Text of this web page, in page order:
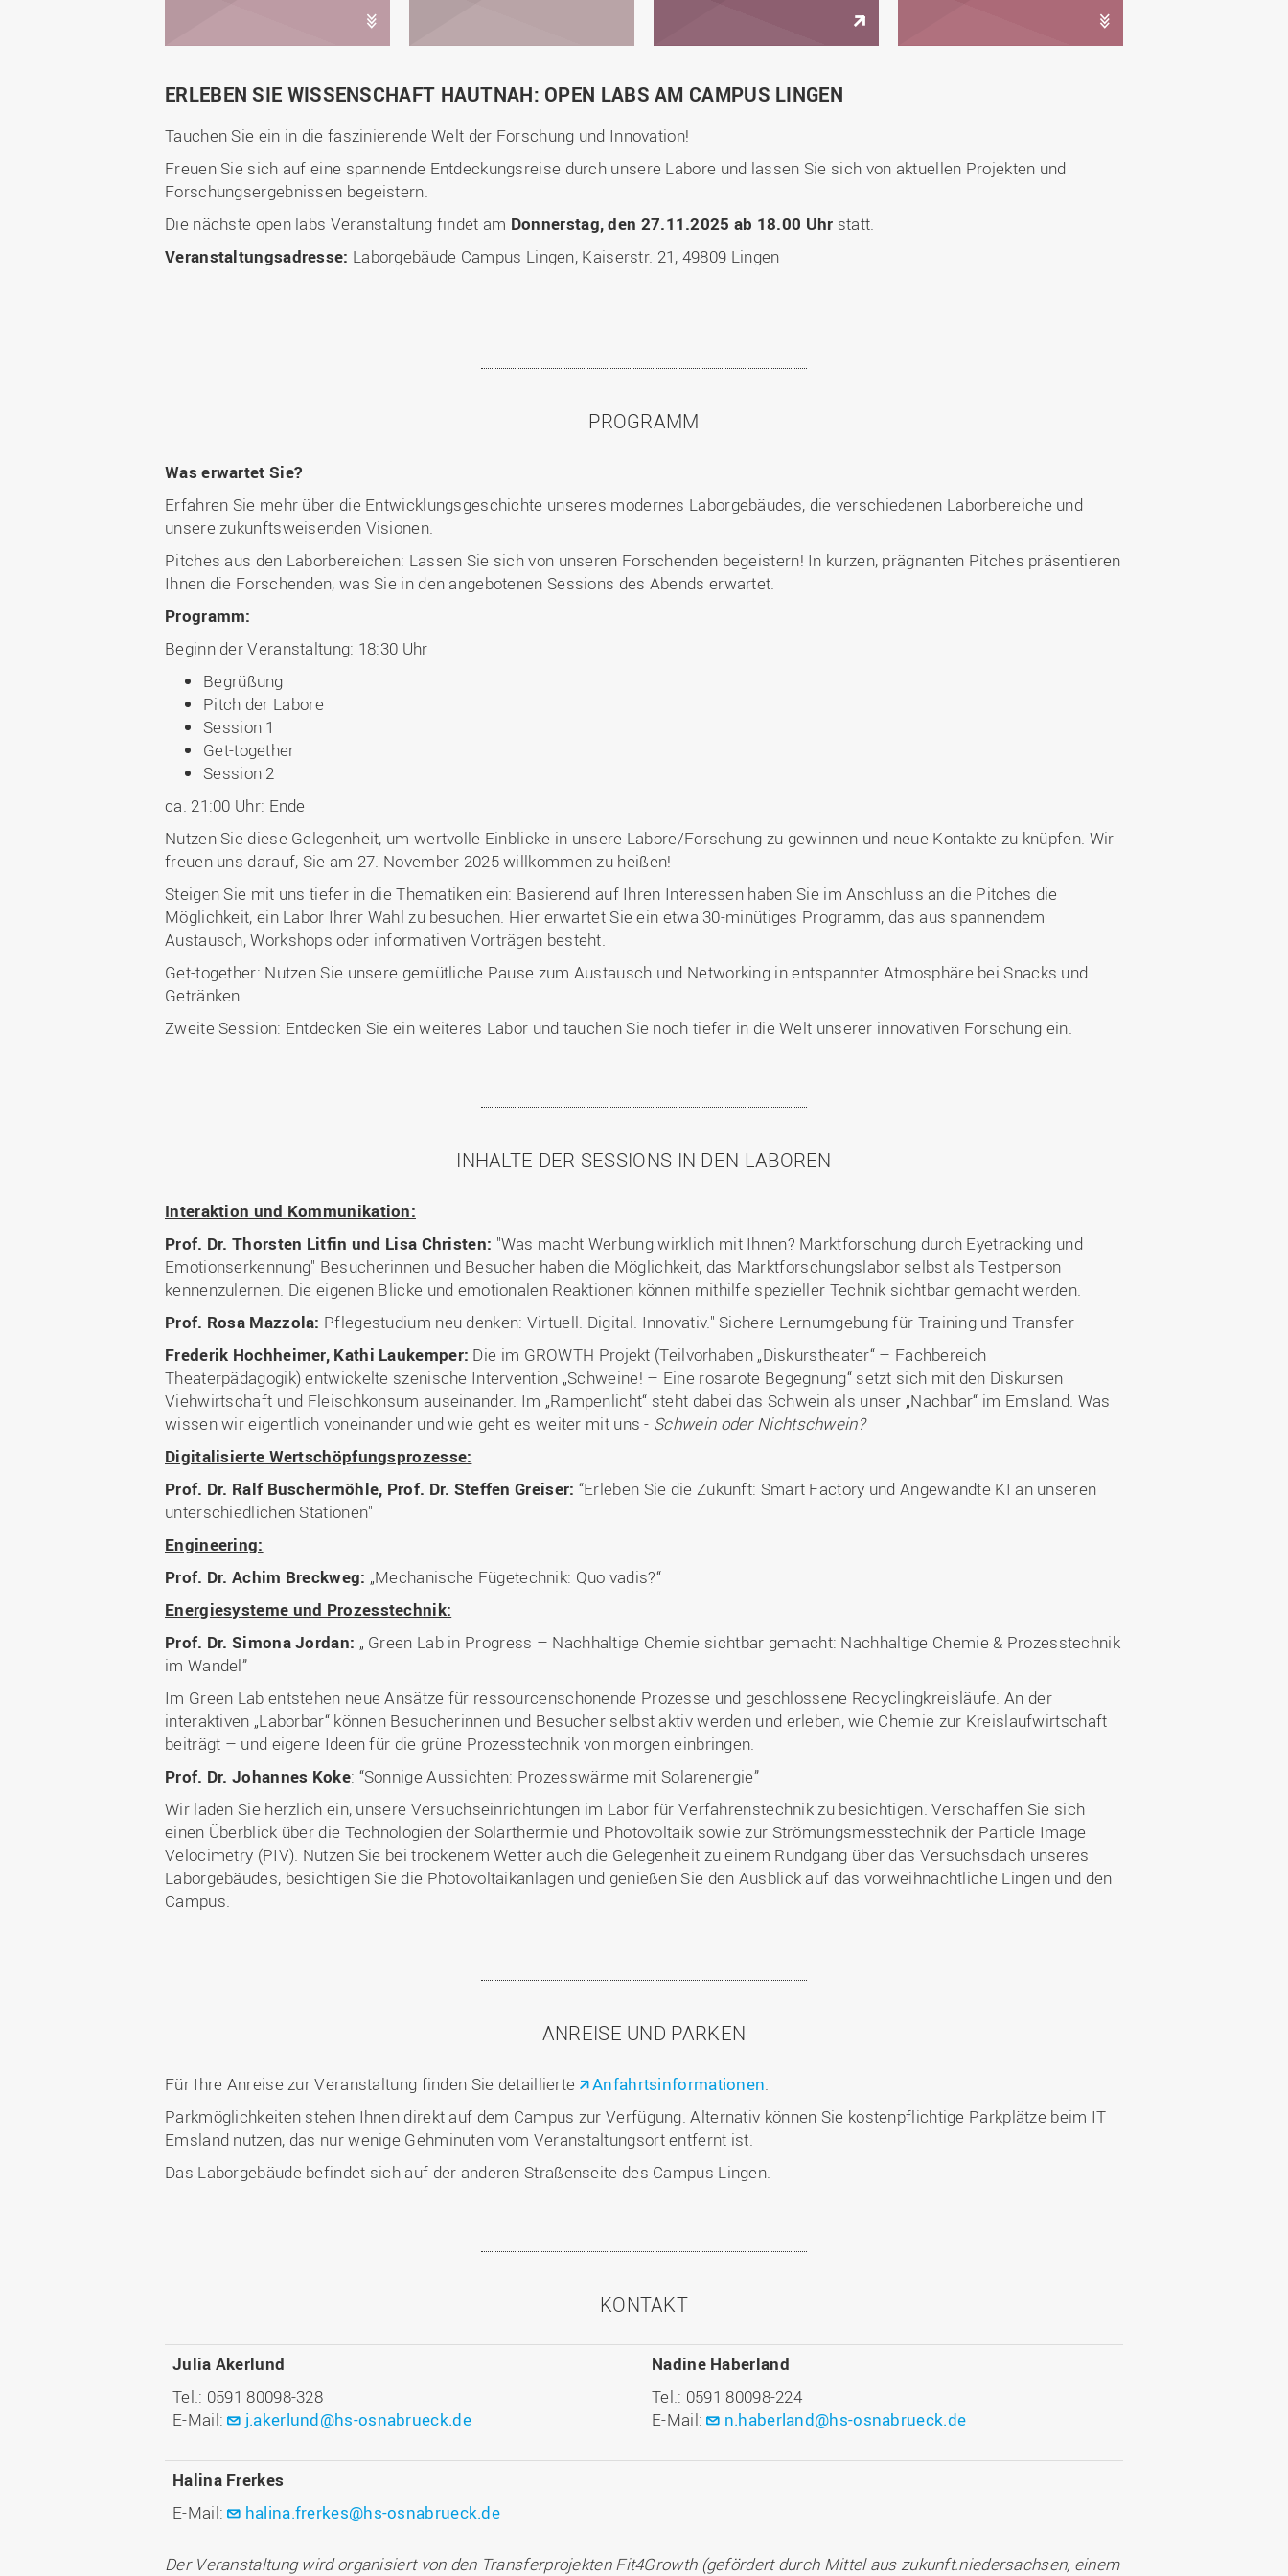
ERLEBEN SIE WISSENSCHAFT HAUTNAH: OPEN LABS AM CAMPUS LINGEN
Tauchen Sie ein in die faszinierende Welt der Forschung und Innovation!
Freuen Sie sich auf eine spannende Entdeckungsreise durch unsere Labore und lassen Sie sich von aktuellen Projekten und
Forschungsergebnissen begeistern.
Die nächste open labs Veranstaltung findet am Donnerstag, den 27.11.2025 ab 18.00 Uhr statt.
Veranstaltungsadresse: Laborgebäude Campus Lingen, Kaiserstr. 21, 49809 Lingen
PROGRAMM
Was erwartet Sie?
Erfahren Sie mehr über die Entwicklungsgeschichte unseres modernes Laborgebäudes, die verschiedenen Laborbereiche und
unsere zukunftsweisenden Visionen.
Pitches aus den Laborbereichen: Lassen Sie sich von unseren Forschenden begeistern! In kurzen, prägnanten Pitches präsentieren
Ihnen die Forschenden, was Sie in den angebotenen Sessions des Abends erwartet.
Programm:
Beginn der Veranstaltung: 18:30 Uhr
Begrüßung
Pitch der Labore
Session 1
Get-together
Session 2
ca. 21:00 Uhr: Ende
Nutzen Sie diese Gelegenheit, um wertvolle Einblicke in unsere Labore/Forschung zu gewinnen und neue Kontakte zu knüpfen. Wir
freuen uns darauf, Sie am 27. November 2025 willkommen zu heißen!
Steigen Sie mit uns tiefer in die Thematiken ein: Basierend auf Ihren Interessen haben Sie im Anschluss an die Pitches die
Möglichkeit, ein Labor Ihrer Wahl zu besuchen. Hier erwartet Sie ein etwa 30-minütiges Programm, das aus spannendem
Austausch, Workshops oder informativen Vorträgen besteht.
Get-together: Nutzen Sie unsere gemütliche Pause zum Austausch und Networking in entspannter Atmosphäre bei Snacks und
Getränken.
Zweite Session: Entdecken Sie ein weiteres Labor und tauchen Sie noch tiefer in die Welt unserer innovativen Forschung ein.
INHALTE DER SESSIONS IN DEN LABOREN
Interaktion und Kommunikation:
Prof. Dr. Thorsten Litfin und Lisa Christen: "Was macht Werbung wirklich mit Ihnen? Marktforschung durch Eyetracking und
Emotionserkennung" Besucherinnen und Besucher haben die Möglichkeit, das Marktforschungslabor selbst als Testperson
kennenzulernen. Die eigenen Blicke und emotionalen Reaktionen können mithilfe spezieller Technik sichtbar gemacht werden.
Prof. Rosa Mazzola: Pflegestudium neu denken: Virtuell. Digital. Innovativ." Sichere Lernumgebung für Training und Transfer
Frederik Hochheimer, Kathi Laukemper: Die im GROWTH Projekt (Teilvorhaben „Diskurstheater“ – Fachbereich
Theaterpädagogik) entwickelte szenische Intervention „Schweine! – Eine rosarote Begegnung“ setzt sich mit den Diskursen
Viehwirtschaft und Fleischkonsum auseinander. Im „Rampenlicht“ steht dabei das Schwein als unser „Nachbar“ im Emsland. Was
wissen wir eigentlich voneinander und wie geht es weiter mit uns - Schwein oder Nichtschwein?
Digitalisierte Wertschöpfungsprozesse:
Prof. Dr. Ralf Buschermöhle, Prof. Dr. Steffen Greiser: “Erleben Sie die Zukunft: Smart Factory und Angewandte KI an unseren
unterschiedlichen Stationen"
Engineering:
Prof. Dr. Achim Breckweg: „Mechanische Fügetechnik: Quo vadis?“
Energiesysteme und Prozesstechnik:
Prof. Dr. Simona Jordan: „ Green Lab in Progress – Nachhaltige Chemie sichtbar gemacht: Nachhaltige Chemie & Prozesstechnik
im Wandel”
Im Green Lab entstehen neue Ansätze für ressourcenschonende Prozesse und geschlossene Recyclingkreisläufe. An der
interaktiven „Laborbar“ können Besucherinnen und Besucher selbst aktiv werden und erleben, wie Chemie zur Kreislaufwirtschaft
beiträgt – und eigene Ideen für die grüne Prozesstechnik von morgen einbringen.
Prof. Dr. Johannes Koke: “Sonnige Aussichten: Prozesswärme mit Solarenergie”
Wir laden Sie herzlich ein, unsere Versuchseinrichtungen im Labor für Verfahrenstechnik zu besichtigen. Verschaffen Sie sich
einen Überblick über die Technologien der Solarthermie und Photovoltaik sowie zur Strömungsmesstechnik der Particle Image
Velocimetry (PIV). Nutzen Sie bei trockenem Wetter auch die Gelegenheit zu einem Rundgang über das Versuchsdach unseres
Laborgebäudes, besichtigen Sie die Photovoltaikanlagen und genießen Sie den Ausblick auf das vorweihnachtliche Lingen und den
Campus.
ANREISE UND PARKEN
Für Ihre Anreise zur Veranstaltung finden Sie detaillierte Anfahrtsinformationen.
Parkmöglichkeiten stehen Ihnen direkt auf dem Campus zur Verfügung. Alternativ können Sie kostenpflichtige Parkplätze beim IT
Emsland nutzen, das nur wenige Gehminuten vom Veranstaltungsort entfernt ist.
Das Laborgebäude befindet sich auf der anderen Straßenseite des Campus Lingen.
KONTAKT
Julia Akerlund
Tel.: 0591 80098-328
E-Mail:
j.akerlund@hs-osnabrueck.de
Nadine Haberland
Tel.: 0591 80098-224
E-Mail:
n.haberland@hs-osnabrueck.de
Halina Frerkes
E-Mail:
halina.frerkes@hs-osnabrueck.de
Der Veranstaltung wird organisiert von den Transferprojekten Fit4Growth (gefördert durch Mittel aus zukunft.niedersachsen, einem